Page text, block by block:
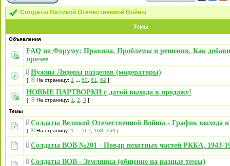
Солдаты Великой Отечественной Войны
Темы
Объявления
FAQ по Форуму: Правила, Проблемы и решения, Как
прочее
Нужны Лидеры разделов (модераторы)
[ На страницу: 1 60 61 62 ]
НОВЫЕ ПАРТВОРКИ с датой выхода в продажу!
[ На страницу: 1 2 3 ]
Темы
Солдаты Великой Отечественной Войны - График выхода и
[ На страницу: 1 167 168 169 ]
Солдаты ВОВ №201 - Повар пехотных частей РККА, 1943-
Солдаты ВОВ - Землянка (общение на разные темы)